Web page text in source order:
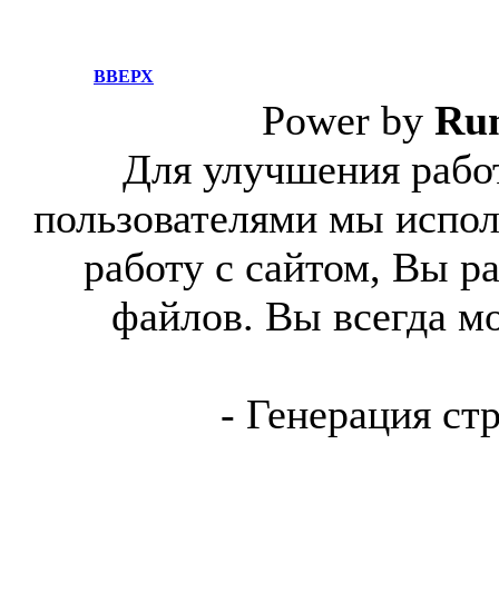
ВВЕРХ
Power by
Для улучшения
пользователями мы
работу с сайтом, Вы
файлов. Вы всегда
- Генерация